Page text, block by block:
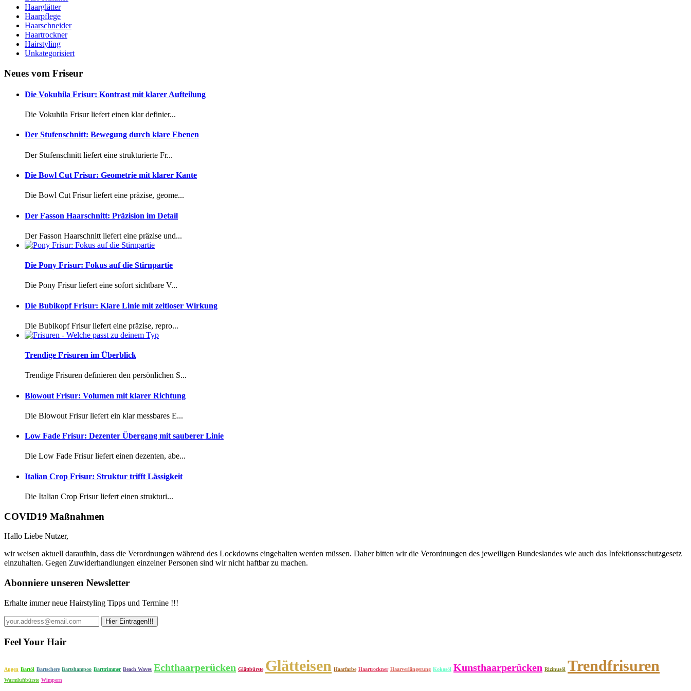
Haarglätter
Haarpflege
Haarschneider
Haartrockner
Hairstyling
Unkategorisiert
Neues vom Friseur
Die Vokuhila Frisur: Kontrast mit klarer Aufteilung
Die Vokuhila Frisur liefert einen klar definier...
Der Stufenschnitt: Bewegung durch klare Ebenen
Der Stufenschnitt liefert eine strukturierte Fr...
Die Bowl Cut Frisur: Geometrie mit klarer Kante
Die Bowl Cut Frisur liefert eine präzise, geome...
Der Fasson Haarschnitt: Präzision im Detail
Der Fasson Haarschnitt liefert eine präzise und...
Die Pony Frisur: Fokus auf die Stirnpartie
Die Pony Frisur liefert eine sofort sichtbare V...
Die Bubikopf Frisur: Klare Linie mit zeitloser Wirkung
Die Bubikopf Frisur liefert eine präzise, repro...
Trendige Frisuren im Überblick
Trendige Frisuren definieren den persönlichen S...
Blowout Frisur: Volumen mit klarer Richtung
Die Blowout Frisur liefert ein klar messbares E...
Low Fade Frisur: Dezenter Übergang mit sauberer Linie
Die Low Fade Frisur liefert einen dezenten, abe...
Italian Crop Frisur: Struktur trifft Lässigkeit
Die Italian Crop Frisur liefert einen strukturi...
COVID19 Maßnahmen
Hallo Liebe Nutzer,
wir weisen aktuell daraufhin, dass die Verordnungen während des Lockdowns eingehalten werden müssen. Daher bitten wir die Verordnungen des jeweiligen Bundeslandes wie auch das Infektionsschutzgesetz
einzuhalten. Gegen Zuwiderhandlungen einzelner Personen sind wir nicht haftbar zu machen.
Abonniere unseren Newsletter
Erhalte immer neue Hairstyling Tipps und Termine !!!
Feel Your Hair
Augen Bartöl Bartschere Bartshampoo Barttrimmer Beach Waves Echthaarperücken Glättbürste Glätteisen Haarfarbe Haartrockner Haarverlängerung Kokosöl Kunsthaarperücken Rizinusöl Trendfrisuren
Warmluftbürste Wimpern